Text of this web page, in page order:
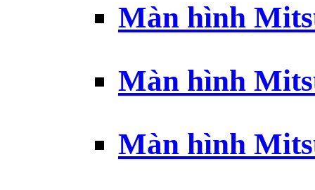
Màn hình
Màn hình
Màn hình